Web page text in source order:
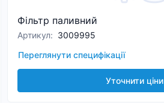
Фільтр паливний
Артикул: 3009995
Переглянути специфікації
Уточнити ціни